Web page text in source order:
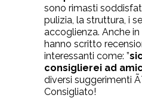
sono rimasti
pulizia, la struttura, i
accoglienza. Anche
hanno scritto
interessanti come: ”
consiglierei ad
diversi suggerimenti
Consigliato!